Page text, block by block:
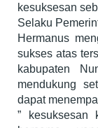
kesuksesan
Selaku
Hermanus
sukses atas
kabupaten
mendukung
dapat
” kesuksesan